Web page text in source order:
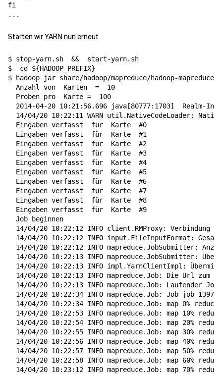
fi
Starten wir YARN nun erneut
$ stop-yarn.sh &&
  start-yarn.sh
$ cd ${HADOOP_PREFIX}
$ hadoop jar share/hadoop/mapreduce/hadoop-
  Anzahl von
Karten =
  10
  Proben pro
Karte =
  100
  2014-04-20 10:21:56.696 java
[80777:1703]
Realm-
14/04/20 10:22:11 WARN util.NativeCodeLoader:
  Eingaben verfasst
für
  Karte
#0
  Eingaben verfasst
für
  Karte
#1
  Eingaben verfasst
für
  Karte
#2
  Eingaben verfasst
für
  Karte
#3
  Eingaben verfasst
für
  Karte
#4
  Eingaben verfasst
für
  Karte
#5
  Eingaben verfasst
für
  Karte
#6
  Eingaben verfasst
für
  Karte
#7
  Eingaben verfasst
für
  Karte
#8
  Eingaben verfasst
für
  Karte
#9
  Job beginnen
14/04/20 10:22:12 INFO client.RMProxy: Verbindung
14/04/20 10:22:12 INFO input.FileInputFormat:
14/04/20 10:22:12 INFO mapreduce.JobSubmitter:
14/04/20 10:22:13 INFO mapreduce.JobSubmitter:
14/04/20 10:22:13 INFO impl.YarnClientImpl:
14/04/20 10:22:13 INFO mapreduce.Job: Die Url zum
14/04/20 10:22:13 INFO mapreduce.Job: Laufender
14/04/20 10:22:34 INFO mapreduce.Job: Job
14/04/20 10:22:34 INFO mapreduce.Job: map 0% reduce
14/04/20 10:22:53 INFO mapreduce.Job: map 10%
14/04/20 10:22:54 INFO mapreduce.Job: map 20%
14/04/20 10:22:55 INFO mapreduce.Job: map 30%
14/04/20 10:22:56 INFO mapreduce.Job: map 40%
14/04/20 10:22:57 INFO mapreduce.Job: map 50%
14/04/20 10:22:58 INFO mapreduce.Job: map 60%
14/04/20 10:23:12 INFO mapreduce.Job: map 70%